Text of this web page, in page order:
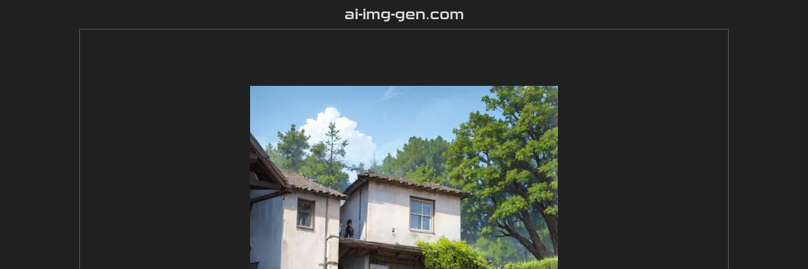
ai-img-gen.com